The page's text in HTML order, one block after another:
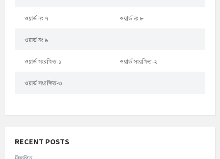
ওয়ার্ড নং ৭ ওয়ার্ড নং ৮
ওয়ার্ড নং ৯
ওয়ার্ড সংরক্ষিত-১ ওয়ার্ড সংরক্ষিত-২
ওয়ার্ড সংরক্ষিত-৩
RECENT POSTS